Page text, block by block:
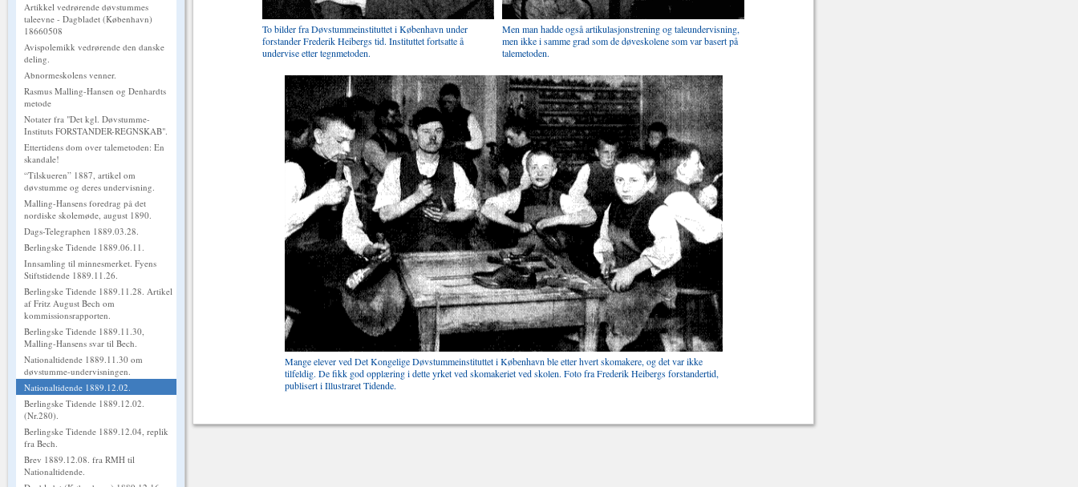
Artikkel vedrørende døvstummes
taleevne - Dagbladet (København)
18660508
Avispolemikk vedrørende den danske
deling.
Abnormeskolens venner.
Rasmus Malling-Hansen og Denhardts
metode
Notater fra "Det kgl. Døvstumme-
Instituts FORSTANDER-REGNSKAB".
Ettertidens dom over talemetoden: En
skandale!
“Tilskueren” 1887, artikel om
døvstumme og deres undervisning.
Malling-Hansens foredrag på det
nordiske skolemøde, august 1890.
Dags-Telegraphen 1889.03.28.
Berlingske Tidende 1889.06.11.
Innsamling til minnesmerket. Fyens
Stiftstidende 1889.11.26.
Berlingske Tidende 1889.11.28. Artikel
af Fritz August Bech om
kommissionsrapporten.
Berlingske Tidende 1889.11.30,
Malling-Hansens svar til Bech.
Nationaltidende 1889.11.30 om
døvstumme-undervisningen.
Nationaltidende 1889.12.02.
Berlingske Tidende 1889.12.02.
(Nr.280).
Berlingske Tidende 1889.12.04, replik
fra Bech.
Brev 1889.12.08. fra RMH til
Nationaltidende.
To bilder fra Døvstummeinstituttet i København under
forstander Frederik Heibergs tid. Instituttet fortsatte å
undervise etter tegnmetoden.
Men man hadde også artikulasjonstrening og taleundervisning,
men ikke i samme grad som de døveskolene som var basert på
talemetoden.
Mange elever ved Det Kongelige Døvstummeinstituttet i København ble etter hvert skomakere, og det var ikke
tilfeldig. De fikk god opplæring i dette yrket ved skomakeriet ved skolen. Foto fra Frederik Heibergs forstandertid,
publisert i Illustraret Tidende.